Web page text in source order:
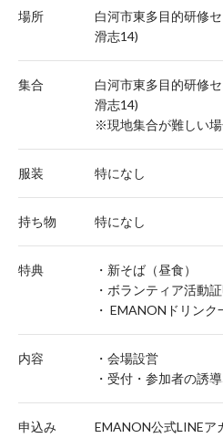
場所
白河市東多目的研修
滑志14)
集合
白河市東多目的研修
滑志14)
※現地集合が難しい
服装 特になし
持ち物 特になし
特典
・新そば（昼食）
・ボランティア活動
・ EMANONドリンク
内容
・会場設営
・受付・参加者の誘
申込み EMANON公式LINEア